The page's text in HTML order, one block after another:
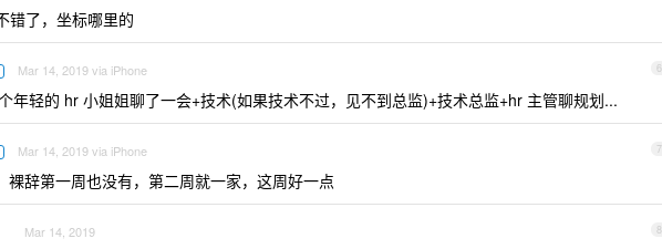
错了，坐标哪里的
6
Mar 14, 2019 via iPhone
年轻的 hr 小姐姐聊了一会+技术(如果技术不过，见不到总监)+技术总监+hr 主管聊规划...
7
Mar 14, 2019 via iPhone
裸辞第一周也没有，第二周就一家，这周好一点
8
Mar 14, 2019